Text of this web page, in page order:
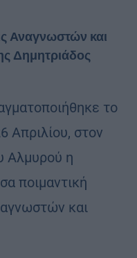
Αναγνωστών και
Δημητριάδος
το
Απριλίου, στον
Αλμυρού η
ποιμαντική
και